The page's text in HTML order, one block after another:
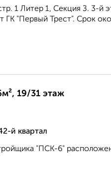
1 Литер 1, Секция З. 3-
"Первый Трест". Срок
19/31 этаж
й квартал
"ПСК-6"